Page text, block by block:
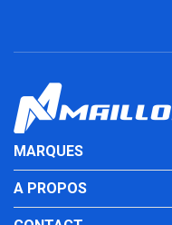
MARQUES
A PROPOS